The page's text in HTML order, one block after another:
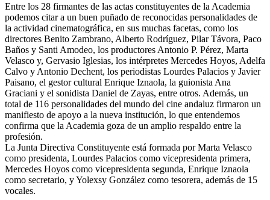
Entre los 28 firmantes de las actas constituyentes de la Academia
podemos citar a un buen puñado de reconocidas personalidades de
la actividad cinematográfica, en sus muchas facetas, como los
directores Benito Zambrano, Alberto Rodríguez, Pilar Távora, Paco
Baños y Santi Amodeo, los productores Antonio P. Pérez, Marta
Velasco y, Gervasio Iglesias, los intérpretes Mercedes Hoyos, Adelfa
Calvo y Antonio Dechent, los periodistas Lourdes Palacios y Javier
Paisano, el gestor cultural Enrique Iznaola, la guionista Ana
Graciani y el sonidista Daniel de Zayas, entre otros. Además, un
total de 116 personalidades del mundo del cine andaluz firmaron un
manifiesto de apoyo a la nueva institución, lo que entendemos
confirma que la Academia goza de un amplio respaldo entre la
profesión.
La Junta Directiva Constituyente está formada por Marta Velasco
como presidenta, Lourdes Palacios como vicepresidenta primera,
Mercedes Hoyos como vicepresidenta segunda, Enrique Iznaola
como secretario, y Yolexsy González como tesorera, además de 15
vocales.